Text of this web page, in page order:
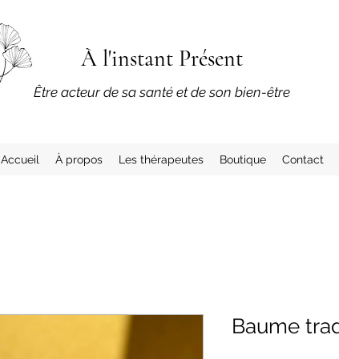
À l'instant Présent
​Être acteur de sa santé et de son bien-être
Accueil À propos Les thérapeutes Boutique Contact
Baume